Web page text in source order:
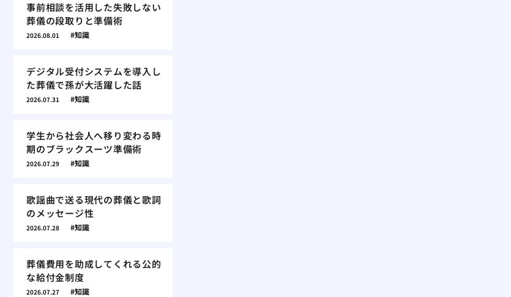
事前相談を活用した失敗しない
葬儀の段取りと準備術
2026.08.01 知識
デジタル受付システムを導入し
た葬儀で孫が大活躍した話
2026.07.31 知識
学生から社会人へ移り変わる時
期のブラックスーツ準備術
2026.07.29 知識
歌謡曲で送る現代の葬儀と歌詞
のメッセージ性
2026.07.28 知識
葬儀費用を助成してくれる公的
な給付金制度
2026.07.27 知識